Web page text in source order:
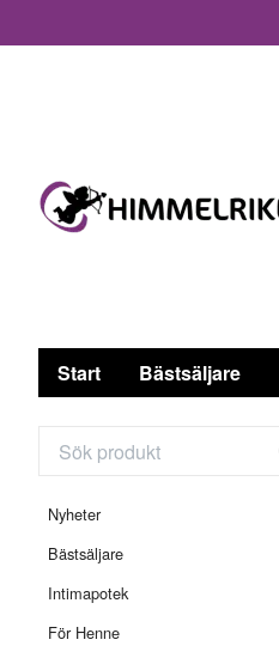
Start Bästsäljare
Nyheter
Bästsäljare
Intimapotek
För Henne